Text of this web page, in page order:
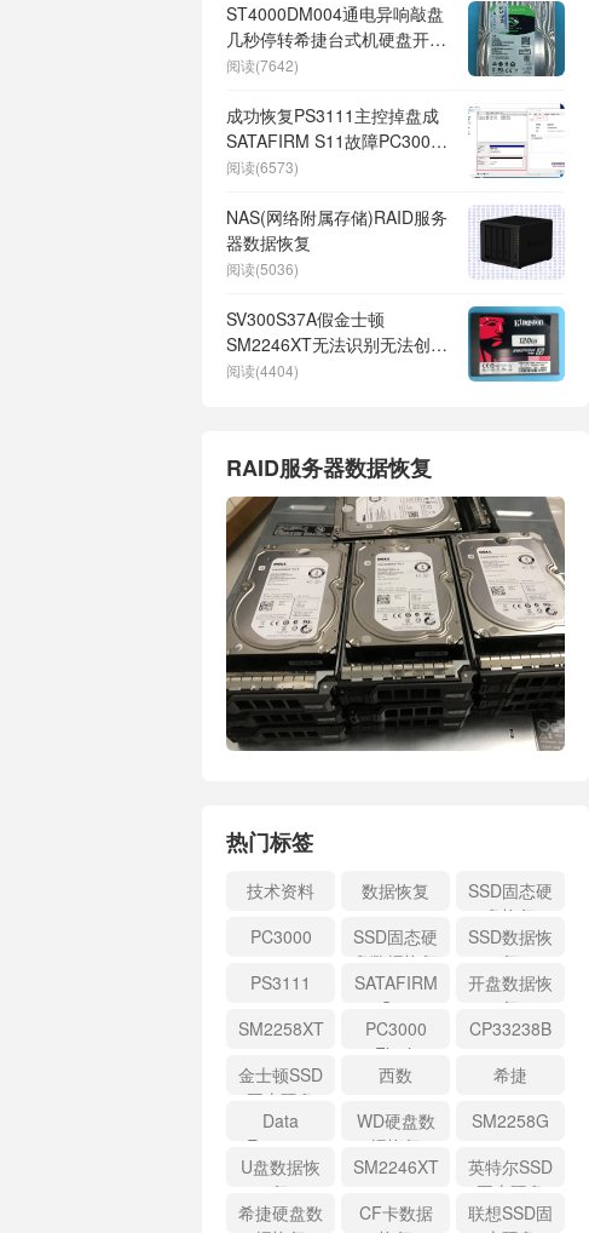
ST4000DM004通电异响敲盘
几秒停转希捷台式机硬盘开盘
数据恢复完美成功
阅读(7642)
成功恢复PS3111主控掉盘成
SATAFIRM S11故障PC3000
SSD报错为（“读取 一对块 的
阅读(6573)
NAS(网络附属存储)RAID服务
器数据恢复
阅读(5036)
SV300S37A假金士顿
SM2246XT无法识别无法创建
虚拟翻译器二次恢复成功
阅读(4404)
RAID服务器数据恢复
热门标签
技术资料 数据恢复
SSD固态硬
盘恢复
PC3000
SSD固态硬
盘数据恢复
SSD数据恢
复
PS3111
SATAFIRM
S11
开盘数据恢
复
SM2258XT
PC3000
Flash
CP33238B
金士顿SSD
固态硬盘
西数
希捷
Data
Extractor
WD硬盘数
据恢复
SM2258G
U盘数据恢
复
SM2246XT
英特尔SSD
固态硬盘
希捷硬盘数
CF卡数据
联想SSD固